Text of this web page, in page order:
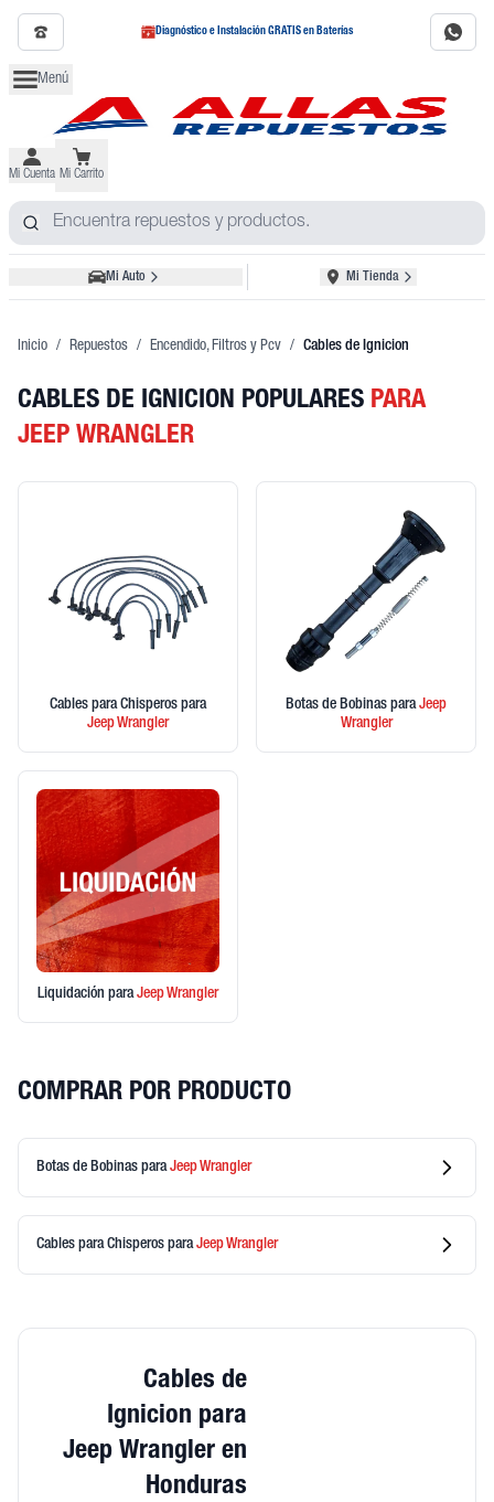
Diagnóstico e Instalación GRATIS en Baterías
Menú
Mi Cuenta Mi Carrito
Mi Auto Mi Tienda
Inicio / Repuestos / Encendido, Filtros y Pcv / Cables de Ignicion
CABLES DE IGNICION POPULARES PARA
JEEP WRANGLER
Cables para Chisperos para
JeepWrangler
Botas de Bobinas paraJeep
Wrangler
Liquidación paraJeepWrangler
COMPRAR POR PRODUCTO
Botas de Bobinas paraJeepWrangler
Cables para Chisperos paraJeepWrangler
Cables de
Ignicion para
Jeep Wrangler en
Honduras